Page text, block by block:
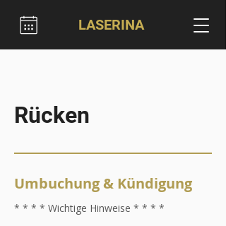
LASERINA
Rücken
Umbuchung & Kündigung
* * * * Wichtige Hinweise * * * *